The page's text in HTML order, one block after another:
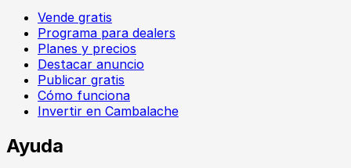
Vende gratis
Programa para dealers
Planes y precios
Destacar anuncio
Publicar gratis
Cómo funciona
Invertir en Cambalache
Ayuda